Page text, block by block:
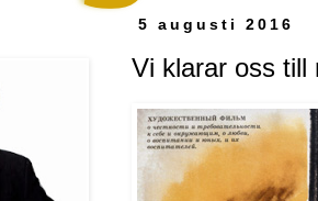
5 augusti 2016
Vi klarar oss till